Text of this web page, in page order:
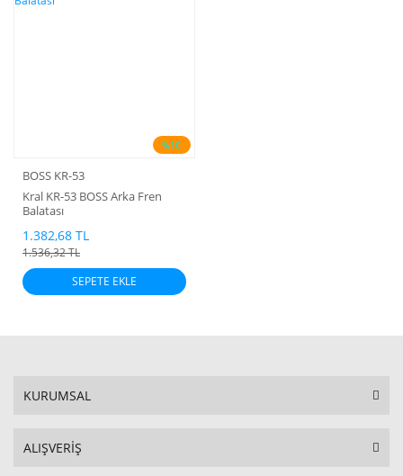
%10
BOSS KR-53
Kral KR-53 BOSS Arka Fren
Balatası
1.382,68 TL
1.536,32 TL
SEPETE EKLE
KURUMSAL
ALIŞVERİŞ